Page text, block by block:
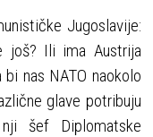
Jugoslavije:
još? Ili ima Austrija
nas NATO naokolo
glave potribuju
šef Diplomatske